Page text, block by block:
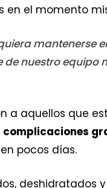
en el momento
mantenerse
nuestro equipo
a aquellos que
pocos días.
deshidratados